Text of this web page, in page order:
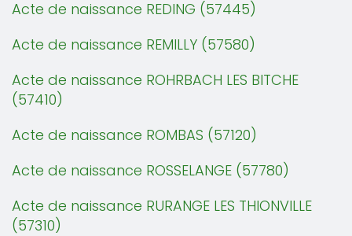
Acte de naissance REDING (57445)
Acte de naissance REMILLY (57580)
Acte de naissance ROHRBACH LES BITCHE
(57410)
Acte de naissance ROMBAS (57120)
Acte de naissance ROSSELANGE (57780)
Acte de naissance RURANGE LES THIONVILLE
(57310)